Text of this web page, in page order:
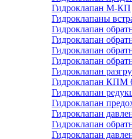
Гидроклапан М-КП
Гидроклапаны
Гидроклапан
Гидроклапан
Гидроклапан
Гидроклапан
Гидроклапан
Гидроклапан КПМ
Гидроклапан
Гидроклапан
Гидроклапан
Гидроклапан
Гидроклапан